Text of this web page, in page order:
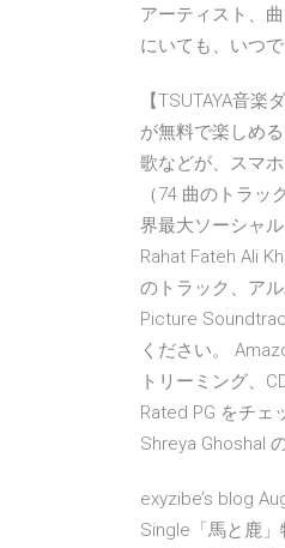
アーティスト、
にいても、いつ
【TSUTAYA音
が無料で楽しめ
歌などが、スマ
（74 曲のトラ
界最大ソーシャ
Rahat Fateh Ali
のトラック、ア
Picture
ください。
トリーミング、
Rated PG をチェ
Shreya Ghoshal
exyzibe’s blog
Single「馬と鹿